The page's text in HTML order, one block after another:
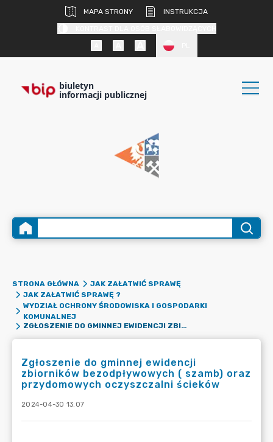
MAPA STRONY
INSTRUKCJA
biuletyn
informacji publicznej
STRONA GŁÓWNA
JAK ZAŁATWIĆ SPRAWĘ
JAK ZAŁATWIĆ SPRAWĘ ?
WYDZIAŁ OCHRONY ŚRODOWISKA I GOSPODARKI
KOMUNALNEJ
ZGŁOSZENIE DO GMINNEJ EWIDENCJI ZBIORNIKÓW BEZODPŁYWOWYCH ( SZAMB) ORAZ PRZYDOMOWYCH OCZYSZCZALNI ŚCIEKÓW
Zgłoszenie do gminnej ewidencji
zbiorników bezodpływowych ( szamb) oraz
przydomowych oczyszczalni ścieków
2024-04-30 13:07